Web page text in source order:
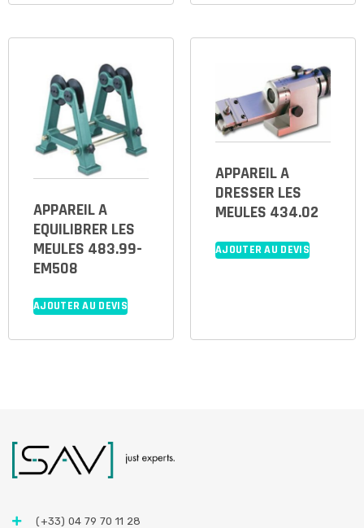
APPAREIL A
EQUILIBRER LES
MEULES 483.99-
EM508
AJOUTER AU DEVIS
APPAREIL A
DRESSER LES
MEULES 434.02
AJOUTER AU DEVIS
(+33) 04 79 70 11 28